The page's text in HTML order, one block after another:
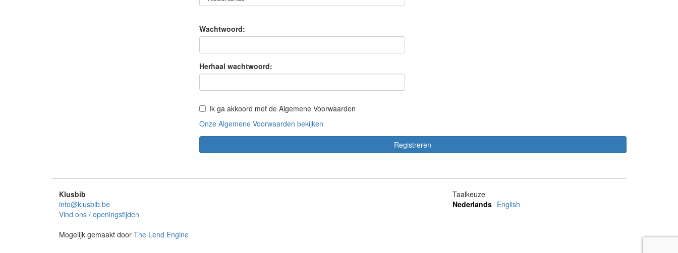
Wachtwoord:
Herhaal wachtwoord:
Ik ga akkoord met de Algemene Voorwaarden
Onze Algemene Voorwaarden bekijken
Klusbib
info@klusbib.be
Vind ons / openingstijden
Mogelijk gemaakt door The Lend Engine
Taalkeuze
Nederlands English